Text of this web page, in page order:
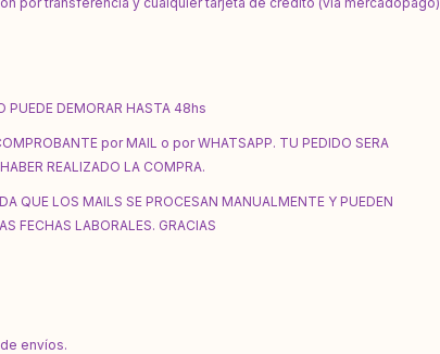
PUEDE DEMORAR HASTA 48hs
por MAIL o por WHATSAPP. TU PEDIDO SERA
REALIZADO LA COMPRA.
QUE LOS MAILS SE PROCESAN MANUALMENTE Y PUEDEN
FECHAS LABORALES. GRACIAS
envíos.